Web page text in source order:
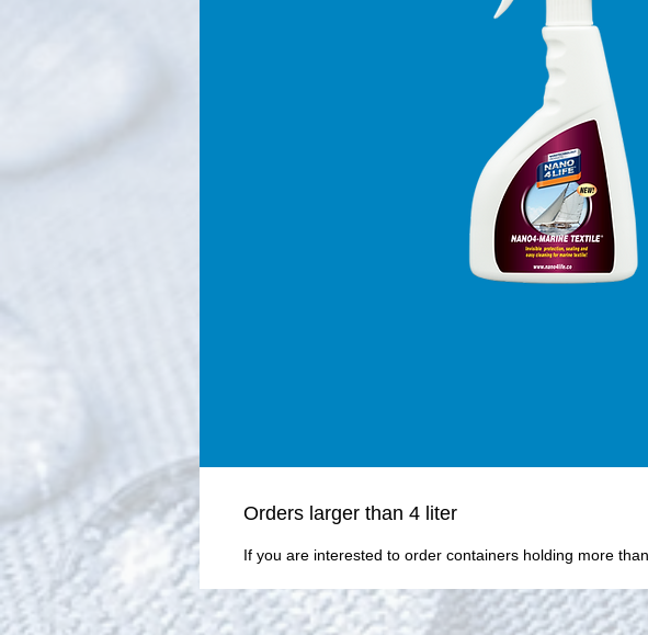
Οrders larger than 4 liter
If you are interested to order containers holding more